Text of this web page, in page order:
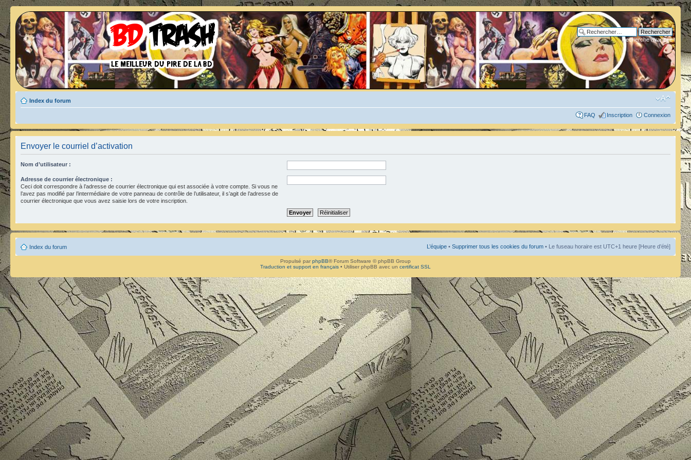
Recherche avancée
Index du forum
FAQ Inscription Connexion
Envoyer le courriel d’activation
Nom d’utilisateur :
Adresse de courrier électronique :
Ceci doit correspondre à l’adresse de courrier électronique qui est associée à votre compte. Si vous ne
l’avez pas modifié par l’intermédiaire de votre panneau de contrôle de l’utilisateur, il s’agit de l’adresse de
courrier électronique que vous avez saisie lors de votre inscription.
Index du forum L’équipe • Supprimer tous les cookies du forum • Le fuseau horaire est UTC+1 heure [Heure d’été]
Propulsé par phpBB® Forum Software © phpBB Group
Traduction et support en français • Utiliser phpBB avec un certificat SSL